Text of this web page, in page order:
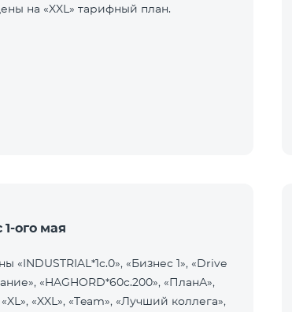
на «XXL» тарифный план.
ого мая
«INDUSTRIAL*1c.0», «Бизнес 1», «Drive
«HAGHORD*60c.200», «ПланА»,
«XXL», «Team», «Лучший коллега»,